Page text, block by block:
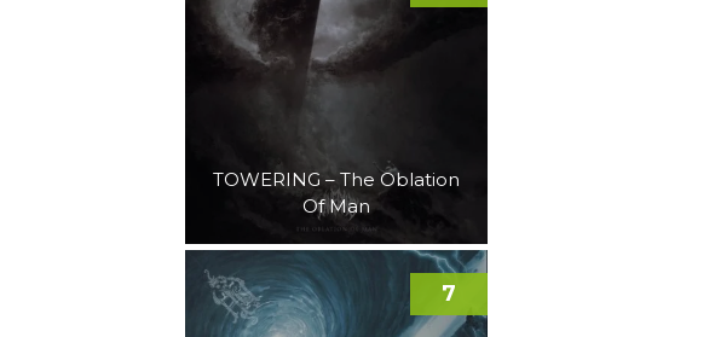
TOWERING – The Oblation
Of Man
7